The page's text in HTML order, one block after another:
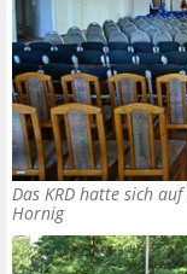
Das KRD hatte sich
Hornig